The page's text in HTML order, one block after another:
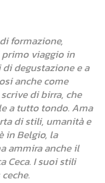
formazione,
viaggio in
degustazione e a
anche come
di birra, che
a tutto tondo. Ama
di stili, umanità e
in Belgio, la
ammira anche il
Ceca. I suoi stili